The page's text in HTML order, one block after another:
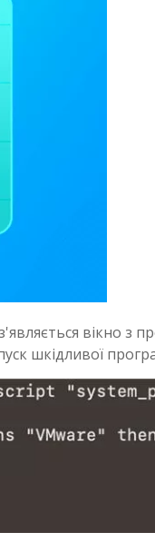
вікно з
шкідливої